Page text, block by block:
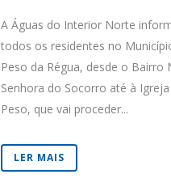
A Águas do Interior Norte
todos os residentes no
Peso da Régua, desde o Bairro
Senhora do Socorro até à
Peso, que vai proceder...
LER MAIS